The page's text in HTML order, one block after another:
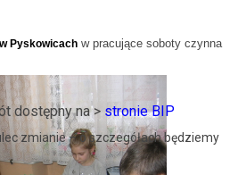
Pyskowicach w pracujące soboty czynna
dostępny na > stronie BIP
zmianie – o szczegółach będziemy